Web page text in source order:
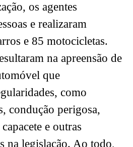
os agentes
e realizaram
e 85 motocicletas.
na apreensão de
que
como
condução perigosa,
e outras
na legislação. Ao todo,